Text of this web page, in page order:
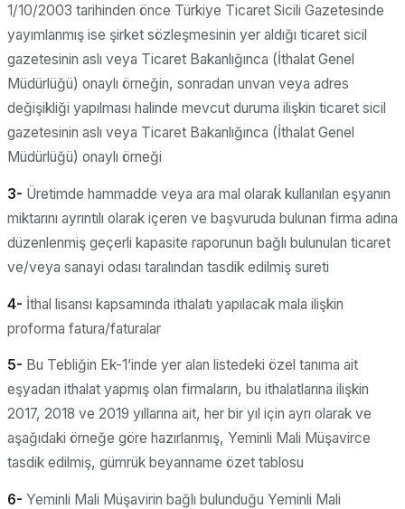
1/10/2003 tarihinden önce Türkiye Ticaret Sicili Gazetesinde
yayımlanmış ise şirket sözleşmesinin yer aldığı ticaret sicil
gazetesinin aslı veya Ticaret Bakanlığınca (İthalat Genel
Müdürlüğü) onaylı örneğin, sonradan unvan veya adres
değişikliği yapılması halinde mevcut duruma ilişkin ticaret sicil
gazetesinin aslı veya Ticaret Bakanlığınca (İthalat Genel
Müdürlüğü) onaylı örneği
3- Üretimde hammadde veya ara mal olarak kullanılan eşyanın
miktarını ayrıntılı olarak içeren ve başvuruda bulunan firma adına
düzenlenmiş geçerli kapasite raporunun bağlı bulunulan ticaret
ve/veya sanayi odası taralından tasdik edilmiş sureti
4- İthal lisansı kapsamında ithalatı yapılacak mala ilişkin
proforma fatura/faturalar
5- Bu Tebliğin Ek-1’inde yer alan listedeki özel tanıma ait
eşyadan ithalat yapmış olan firmaların, bu ithalatlarına ilişkin
2017, 2018 ve 2019 yıllarına ait, her bir yıl için ayrı olarak ve
aşağıdaki örneğe göre hazırlanmış, Yeminli Mali Müşavirce
tasdik edilmiş, gümrük beyanname özet tablosu
6- Yeminli Mali Müşavirin bağlı bulunduğu Yeminli Mali